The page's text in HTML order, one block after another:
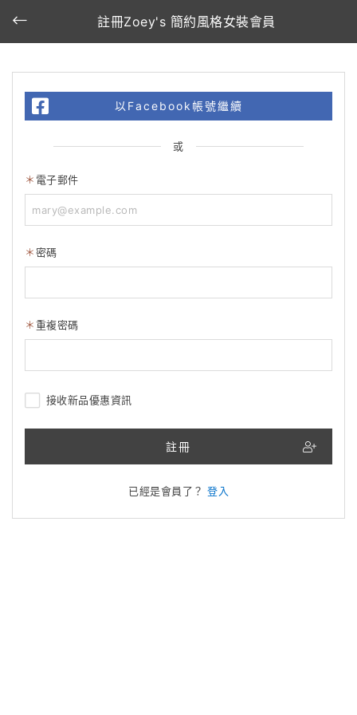
註冊Zoey's 簡約風格女裝會員
以Facebook帳號繼續
或
電子郵件
密碼
重複密碼
接收新品優惠資訊
註冊
已經是會員了？ 登入